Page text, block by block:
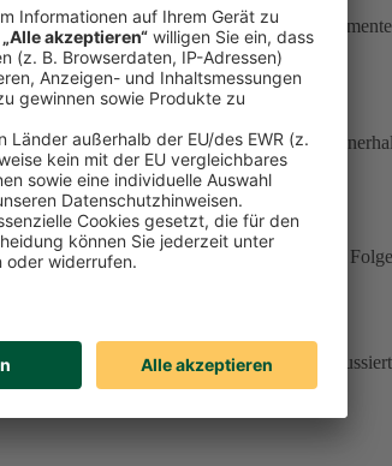
unterscheiden sich einige fokussierte
zu erkennen sein.In der Navigation
in Ihrem Betriebssystem zur Verfügung.
des Ansichtsfensters. Mit der Tastatur